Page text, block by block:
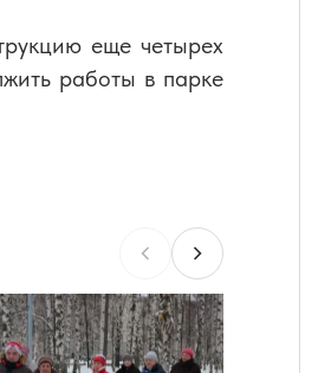
еще четырех
работы в парке